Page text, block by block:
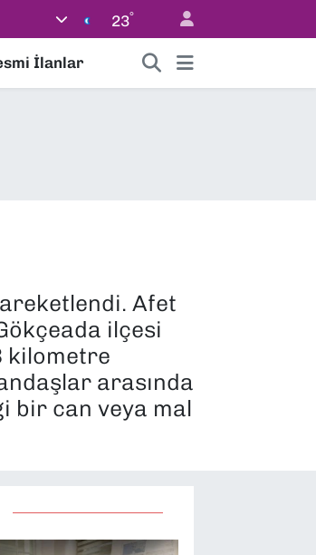
23°
İlanlar
Afet
ilçesi
kilometre
arasında
bir can veya mal